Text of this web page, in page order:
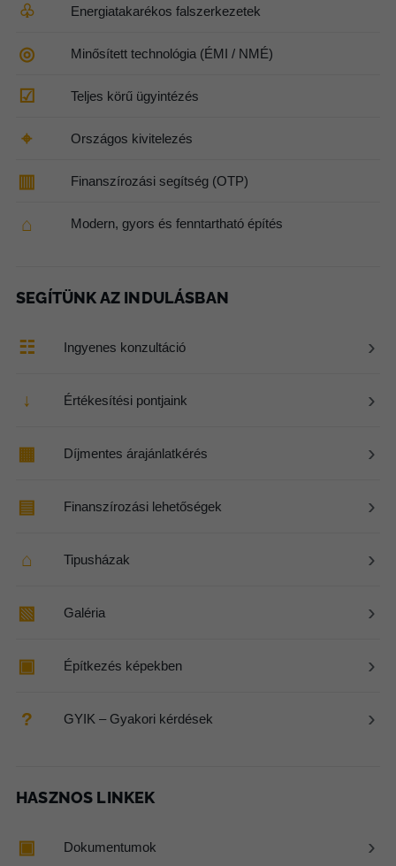
♧ Energiatakarékos falszerkezetek
◎ Minősített technológia (ÉMI / NMÉ)
☑ Teljes körű ügyintézés
⌖ Országos kivitelezés
▥ Finanszírozási segítség (OTP)
⌂ Modern, gyors és fenntartható építés
SEGÍTÜNK AZ INDULÁSBAN
☷ Ingyenes konzultáció ›
↓ Értékesítési pontjaink ›
▦ Díjmentes árajánlatkérés ›
▤ Finanszírozási lehetőségek ›
⌂ Tipusházak ›
▧ Galéria ›
▣ Építkezés képekben ›
? GYIK – Gyakori kérdések ›
HASZNOS LINKEK
▣ Dokumentumok ›